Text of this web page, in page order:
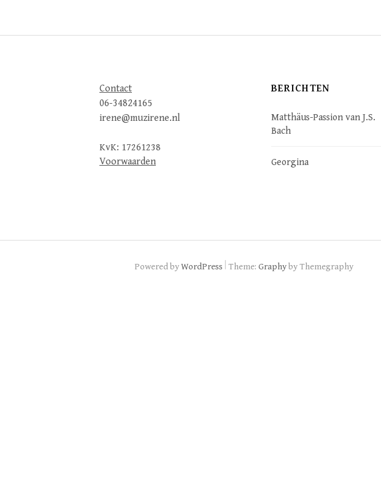
Contact
06-34824165
irene@muzirene.nl
KvK: 17261238
Voorwaarden
BERICHTEN
Matthäus-Passion van J.S.
Bach
Georgina
Powered byWordPress Theme: Graphyby Themegraphy